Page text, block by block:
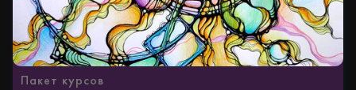
Пакет курсов